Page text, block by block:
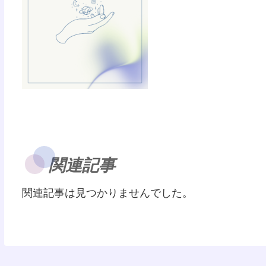
関連記事
関連記事は見つかりませんでした。